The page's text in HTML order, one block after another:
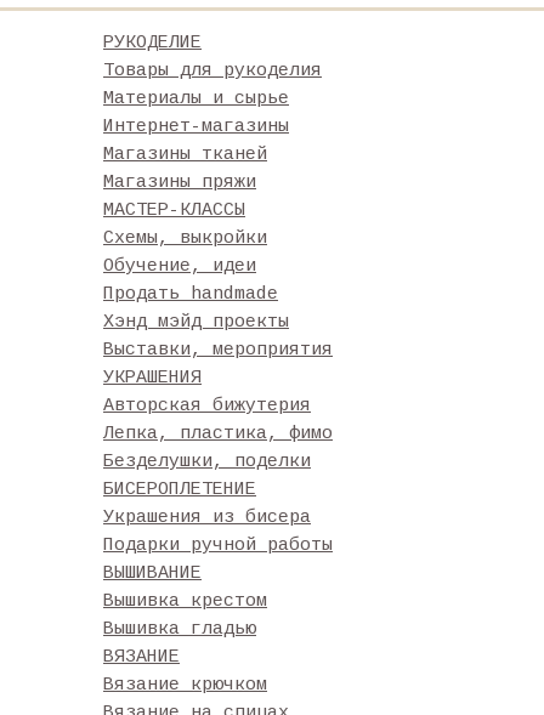
РУКОДЕЛИЕ
Товары для рукоделия
Материалы и сырье
Интернет-магазины
Магазины тканей
Магазины пряжи
МАСТЕР-КЛАССЫ
Схемы, выкройки
Обучение, идеи
Продать handmade
Хэнд мэйд проекты
Выставки, мероприятия
УКРАШЕНИЯ
Авторская бижутерия
Лепка, пластика, фимо
Безделушки, поделки
БИСЕРОПЛЕТЕНИЕ
Украшения из бисера
Подарки ручной работы
ВЫШИВАНИЕ
Вышивка крестом
Вышивка гладью
ВЯЗАНИЕ
Вязание крючком